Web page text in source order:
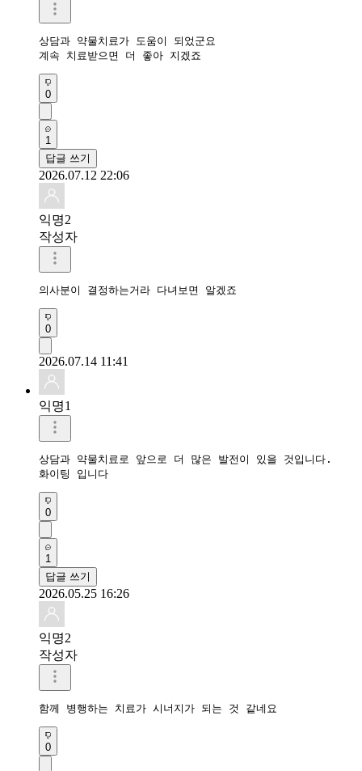
상담과 약물치료가 도움이 되었군요
0
1
답글 쓰기
2026.07.12 22:06
익명2
작성자
의사분이 결정하는거라 다녀보면 알겠죠
0
2026.07.14 11:41
익명1
상담과 약물치료로 앞으로 더 많은 발전이 있을 것입니다.
화이팅 입니다
0
1
답글 쓰기
2026.05.25 16:26
익명2
작성자
함께 병행하는 치료가 시너지가 되는 것 같네요
0